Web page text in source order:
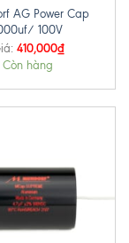
AG Power Cap
100V
410,000₫
Còn hàng